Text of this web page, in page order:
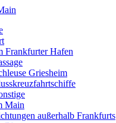
Frankfurter Hafen
Griesheim
Main
außerhalb Frankfurts